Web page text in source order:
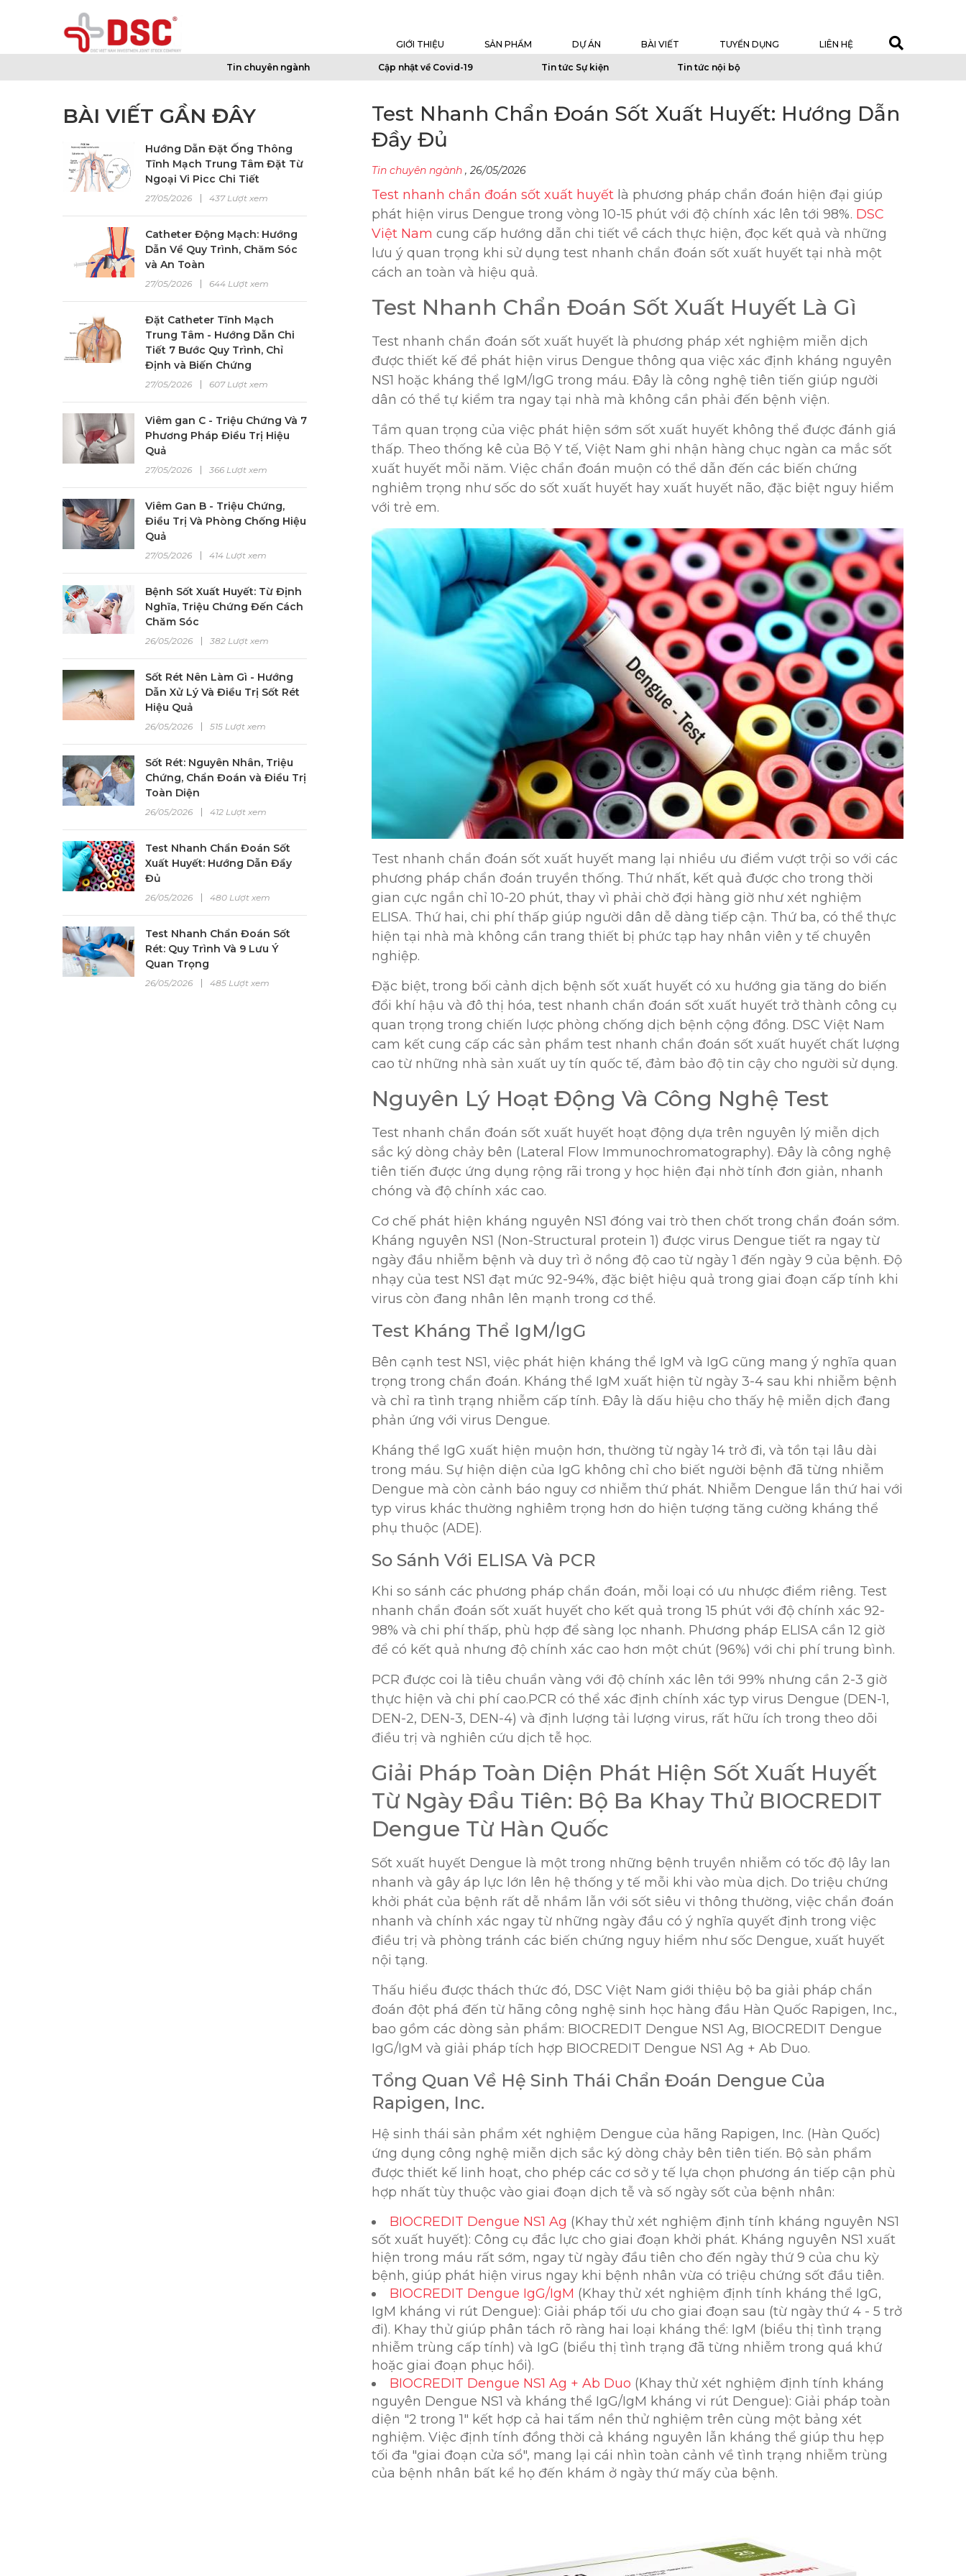
GIỚI THIỆU SẢN PHẨM DỰ ÁN BÀI VIẾT
Tin chuyên ngành Cập nhật về Covid-19 Tin tức Sự kiện Tin tức nội bộ
TUYỂN DỤNG LIÊN HỆ
Test Nhanh Chẩn Đoán Sốt Xuất Huyết: Hướng Dẫn
Đầy Đủ
Tin chuyên ngành , 26/05/2026
Test nhanh chẩn đoán sốt xuất huyết là phương pháp chẩn đoán hiện đại giúp
phát hiện virus Dengue trong vòng 10-15 phút với độ chính xác lên tới 98%. DSC
Việt Nam cung cấp hướng dẫn chi tiết về cách thực hiện, đọc kết quả và những
lưu ý quan trọng khi sử dụng test nhanh chẩn đoán sốt xuất huyết tại nhà một
cách an toàn và hiệu quả.
Test Nhanh Chẩn Đoán Sốt Xuất Huyết Là Gì
Test nhanh chẩn đoán sốt xuất huyết là phương pháp xét nghiệm miễn dịch
được thiết kế để phát hiện virus Dengue thông qua việc xác định kháng nguyên
NS1 hoặc kháng thể IgM/IgG trong máu. Đây là công nghệ tiên tiến giúp người
dân có thể tự kiểm tra ngay tại nhà mà không cần phải đến bệnh viện.
Tầm quan trọng của việc phát hiện sớm sốt xuất huyết không thể được đánh giá
thấp. Theo thống kê của Bộ Y tế, Việt Nam ghi nhận hàng chục ngàn ca mắc sốt
xuất huyết mỗi năm. Việc chẩn đoán muộn có thể dẫn đến các biến chứng
nghiêm trọng như sốc do sốt xuất huyết hay xuất huyết não, đặc biệt nguy hiểm
với trẻ em.
Test nhanh chẩn đoán sốt xuất huyết mang lại nhiều ưu điểm vượt trội so với các
phương pháp chẩn đoán truyền thống. Thứ nhất, kết quả được cho trong thời
gian cực ngắn chỉ 10-20 phút, thay vì phải chờ đợi hàng giờ như xét nghiệm
ELISA. Thứ hai, chi phí thấp giúp người dân dễ dàng tiếp cận. Thứ ba, có thể thực
hiện tại nhà mà không cần trang thiết bị phức tạp hay nhân viên y tế chuyên
nghiệp.
Đặc biệt, trong bối cảnh dịch bệnh sốt xuất huyết có xu hướng gia tăng do biến
đổi khí hậu và đô thị hóa, test nhanh chẩn đoán sốt xuất huyết trở thành công cụ
quan trọng trong chiến lược phòng chống dịch bệnh cộng đồng. DSC Việt Nam
cam kết cung cấp các sản phẩm test nhanh chẩn đoán sốt xuất huyết chất lượng
cao từ những nhà sản xuất uy tín quốc tế, đảm bảo độ tin cậy cho người sử dụng.
Nguyên Lý Hoạt Động Và Công Nghệ Test
Test nhanh chẩn đoán sốt xuất huyết hoạt động dựa trên nguyên lý miễn dịch
sắc ký dòng chảy bên (Lateral Flow Immunochromatography). Đây là công nghệ
tiên tiến được ứng dụng rộng rãi trong y học hiện đại nhờ tính đơn giản, nhanh
chóng và độ chính xác cao.
Cơ chế phát hiện kháng nguyên NS1 đóng vai trò then chốt trong chẩn đoán sớm.
Kháng nguyên NS1 (Non-Structural protein 1) được virus Dengue tiết ra ngay từ
ngày đầu nhiễm bệnh và duy trì ở nồng độ cao từ ngày 1 đến ngày 9 của bệnh. Độ
nhạy của test NS1 đạt mức 92-94%, đặc biệt hiệu quả trong giai đoạn cấp tính khi
virus còn đang nhân lên mạnh trong cơ thể.
Test Kháng Thể IgM/IgG
Bên cạnh test NS1, việc phát hiện kháng thể IgM và IgG cũng mang ý nghĩa quan
trọng trong chẩn đoán. Kháng thể IgM xuất hiện từ ngày 3-4 sau khi nhiễm bệnh
và chỉ ra tình trạng nhiễm cấp tính. Đây là dấu hiệu cho thấy hệ miễn dịch đang
phản ứng với virus Dengue.
Kháng thể IgG xuất hiện muộn hơn, thường từ ngày 14 trở đi, và tồn tại lâu dài
trong máu. Sự hiện diện của IgG không chỉ cho biết người bệnh đã từng nhiễm
Dengue mà còn cảnh báo nguy cơ nhiễm thứ phát. Nhiễm Dengue lần thứ hai với
typ virus khác thường nghiêm trọng hơn do hiện tượng tăng cường kháng thể
phụ thuộc (ADE).
So Sánh Với ELISA Và PCR
Khi so sánh các phương pháp chẩn đoán, mỗi loại có ưu nhược điểm riêng. Test
nhanh chẩn đoán sốt xuất huyết cho kết quả trong 15 phút với độ chính xác 92-
98% và chi phí thấp, phù hợp để sàng lọc nhanh. Phương pháp ELISA cần 12 giờ
để có kết quả nhưng độ chính xác cao hơn một chút (96%) với chi phí trung bình.
PCR được coi là tiêu chuẩn vàng với độ chính xác lên tới 99% nhưng cần 2-3 giờ
thực hiện và chi phí cao.PCR có thể xác định chính xác typ virus Dengue (DEN-1,
DEN-2, DEN-3, DEN-4) và định lượng tải lượng virus, rất hữu ích trong theo dõi
điều trị và nghiên cứu dịch tễ học.
Giải Pháp Toàn Diện Phát Hiện Sốt Xuất Huyết
Từ Ngày Đầu Tiên: Bộ Ba Khay Thử BIOCREDIT
Dengue Từ Hàn Quốc
Sốt xuất huyết Dengue là một trong những bệnh truyền nhiễm có tốc độ lây lan
nhanh và gây áp lực lớn lên hệ thống y tế mỗi khi vào mùa dịch. Do triệu chứng
khởi phát của bệnh rất dễ nhầm lẫn với sốt siêu vi thông thường, việc chẩn đoán
nhanh và chính xác ngay từ những ngày đầu có ý nghĩa quyết định trong việc
điều trị và phòng tránh các biến chứng nguy hiểm như sốc Dengue, xuất huyết
nội tạng.
Thấu hiểu được thách thức đó, DSC Việt Nam giới thiệu bộ ba giải pháp chẩn
đoán đột phá đến từ hãng công nghệ sinh học hàng đầu Hàn Quốc Rapigen, Inc.,
bao gồm các dòng sản phẩm: BIOCREDIT Dengue NS1 Ag, BIOCREDIT Dengue
IgG/IgM và giải pháp tích hợp BIOCREDIT Dengue NS1 Ag + Ab Duo.
Tổng Quan Về Hệ Sinh Thái Chẩn Đoán Dengue Của
Rapigen, Inc.
Hệ sinh thái sản phẩm xét nghiệm Dengue của hãng Rapigen, Inc. (Hàn Quốc)
ứng dụng công nghệ miễn dịch sắc ký dòng chảy bên tiên tiến. Bộ sản phẩm
được thiết kế linh hoạt, cho phép các cơ sở y tế lựa chọn phương án tiếp cận phù
hợp nhất tùy thuộc vào giai đoạn dịch tễ và số ngày sốt của bệnh nhân:
BIOCREDIT Dengue NS1 Ag (Khay thử xét nghiệm định tính kháng nguyên NS1
sốt xuất huyết): Công cụ đắc lực cho giai đoạn khởi phát. Kháng nguyên NS1 xuất
hiện trong máu rất sớm, ngay từ ngày đầu tiên cho đến ngày thứ 9 của chu kỳ
bệnh, giúp phát hiện virus ngay khi bệnh nhân vừa có triệu chứng sốt đầu tiên.
BIOCREDIT Dengue IgG/IgM (Khay thử xét nghiệm định tính kháng thể IgG,
IgM kháng vi rút Dengue): Giải pháp tối ưu cho giai đoạn sau (từ ngày thứ 4 - 5 trở
đi). Khay thử giúp phân tách rõ ràng hai loại kháng thể: IgM (biểu thị tình trạng
nhiễm trùng cấp tính) và IgG (biểu thị tình trạng đã từng nhiễm trong quá khứ
hoặc giai đoạn phục hồi).
BIOCREDIT Dengue NS1 Ag + Ab Duo (Khay thử xét nghiệm định tính kháng
nguyên Dengue NS1 và kháng thể IgG/IgM kháng vi rút Dengue): Giải pháp toàn
diện "2 trong 1" kết hợp cả hai tấm nền thử nghiệm trên cùng một bảng xét
nghiệm. Việc định tính đồng thời cả kháng nguyên lẫn kháng thể giúp thu hẹp
tối đa "giai đoạn cửa sổ", mang lại cái nhìn toàn cảnh về tình trạng nhiễm trùng
của bệnh nhân bất kể họ đến khám ở ngày thứ mấy của bệnh.
BÀI VIẾT GẦN ĐÂY
Hướng Dẫn Đặt Ống Thông
Tĩnh Mạch Trung Tâm Đặt Từ
Ngoại Vi Picc Chi Tiết
27/05/2026 437 Lượt xem
Catheter Động Mạch: Hướng
Dẫn Về Quy Trình, Chăm Sóc
và An Toàn
27/05/2026 644 Lượt xem
Đặt Catheter Tĩnh Mạch
Trung Tâm - Hướng Dẫn Chi
Tiết 7 Bước Quy Trình, Chỉ
Định và Biến Chứng
27/05/2026 607 Lượt xem
Viêm gan C - Triệu Chứng Và 7
Phương Pháp Điều Trị Hiệu
Quả
27/05/2026 366 Lượt xem
Viêm Gan B - Triệu Chứng,
Điều Trị Và Phòng Chống Hiệu
Quả
27/05/2026 414 Lượt xem
Bệnh Sốt Xuất Huyết: Từ Định
Nghĩa, Triệu Chứng Đến Cách
Chăm Sóc
26/05/2026 382 Lượt xem
Sốt Rét Nên Làm Gì - Hướng
Dẫn Xử Lý Và Điều Trị Sốt Rét
Hiệu Quả
26/05/2026 515 Lượt xem
Sốt Rét: Nguyên Nhân, Triệu
Chứng, Chẩn Đoán và Điều Trị
Toàn Diện
26/05/2026 412 Lượt xem
Test Nhanh Chẩn Đoán Sốt
Xuất Huyết: Hướng Dẫn Đầy
Đủ
26/05/2026 480 Lượt xem
Test Nhanh Chẩn Đoán Sốt
Rét: Quy Trình Và 9 Lưu Ý
Quan Trọng
26/05/2026 485 Lượt xem